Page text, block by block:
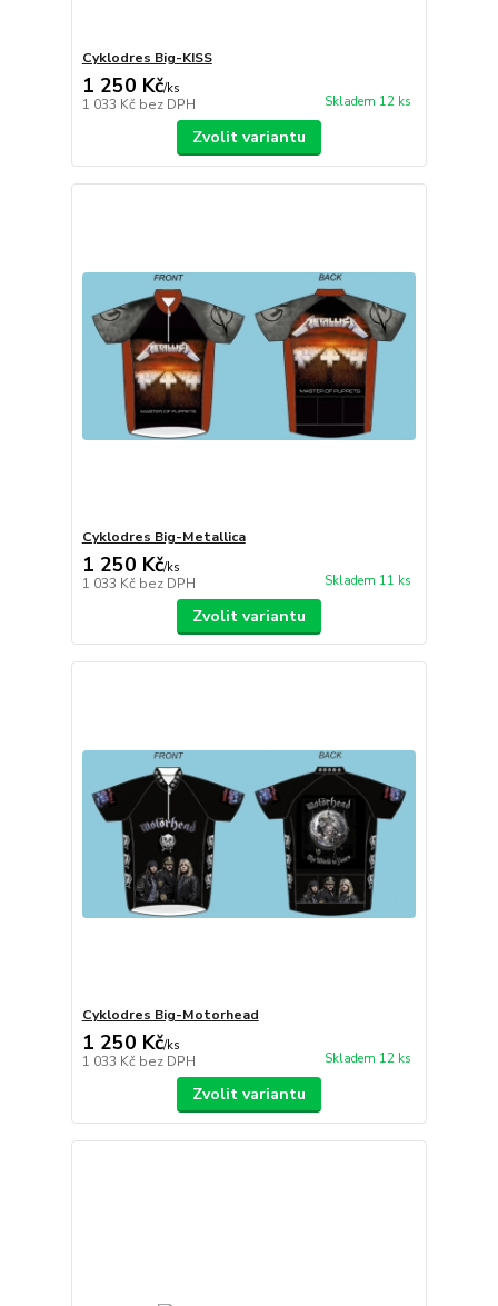
Cyklodres Big-KISS
1 250 Kč/ks
1 033 Kč bez DPH Skladem 12 ks
Zvolit variantu
Cyklodres Big-Metallica
1 250 Kč/ks
1 033 Kč bez DPH Skladem 11 ks
Zvolit variantu
Cyklodres Big-Motorhead
1 250 Kč/ks
1 033 Kč bez DPH Skladem 12 ks
Zvolit variantu